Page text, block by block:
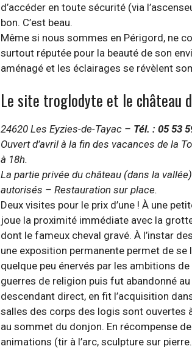
d’accéder en toute sécurité (via
bon. C’est beau.
Même si nous sommes en Périgord, ne
surtout réputée pour la beauté de son
aménagé et les éclairages se révèlent
Le site troglodyte et le château
24620 Les Eyzies-de-Tayac – Tél. : 05 53
Ouvert d’avril à la fin des vacances de la
à 18h.
La partie privée du château (dans la
autorisés – Restauration sur place.
Deux visites pour le prix d’une ! À une
joue la proximité immédiate avec la
dont le fameux cheval gravé. À l’instar
une exposition permanente permet de se
quelque peu énervés par les ambitions
guerres de religion puis fut abandonné
descendant direct, en fit l’acquisition
salles des corps des logis sont ouvertes
au sommet du donjon. En récompense
animations (tir à l’arc, sculpture sur